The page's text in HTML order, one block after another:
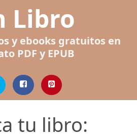
Libro
y ebooks gratuitos en
PDF y EPUB
tu libro: